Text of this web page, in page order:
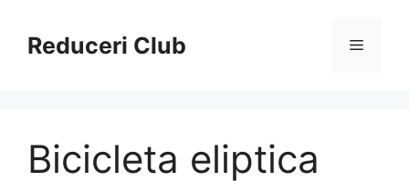
conținutReduceri Club Meniu
Bicicleta eliptica